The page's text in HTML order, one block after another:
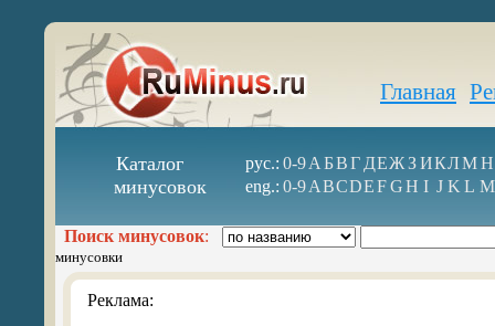
Главная
Каталог
минусовок
рус.: 0-9А БВГ ДЕЖ З ИКЛМН
eng.: 0-9ABCDEFGH I J K L M
Поиск минусовок:
минусовки
Реклама: